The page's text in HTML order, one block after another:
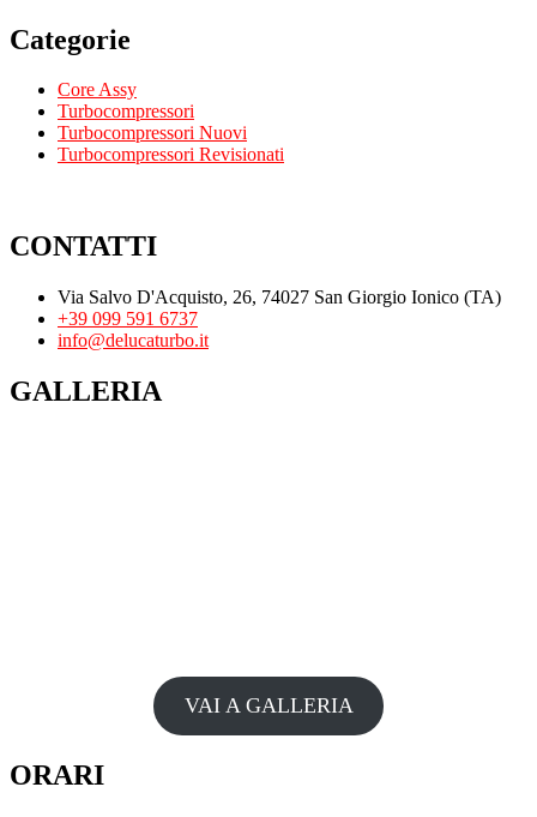
Categorie
Core Assy
Turbocompressori
Turbocompressori Nuovi
Turbocompressori Revisionati
CONTATTI
Via Salvo D'Acquisto, 26, 74027 San Giorgio Ionico (TA)
+39 099 591 6737
info@delucaturbo.it
GALLERIA
VAI A GALLERIA
ORARI